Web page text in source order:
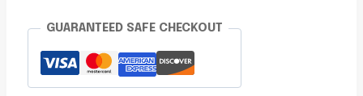
GUARANTEED SAFE CHECKOUT